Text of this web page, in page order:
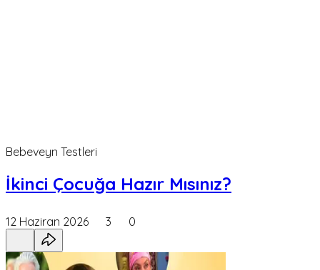
Bebeveyn Testleri
İkinci Çocuğa Hazır Mısınız?
12 Haziran 2026 3 0